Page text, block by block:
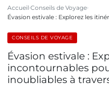
Accueil Conseils de Voyage
Évasion estivale : Explorez les
CONSEILS DE VOYAGE
Évasion estivale :
incontournables
inoubliables à